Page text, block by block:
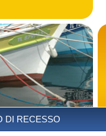
DI RECESSO